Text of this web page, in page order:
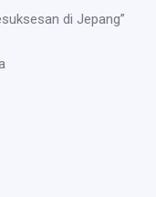
di Jepang”